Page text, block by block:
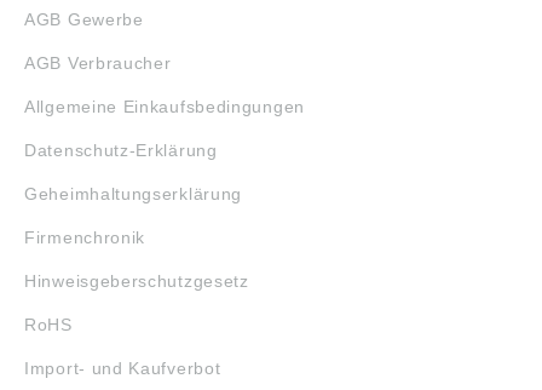
AGB Gewerbe
AGB Verbraucher
Allgemeine Einkaufsbedingungen
Datenschutz-Erklärung
Geheimhaltungserklärung
Firmenchronik
Hinweisgeberschutzgesetz
RoHS
Import- und Kaufverbot